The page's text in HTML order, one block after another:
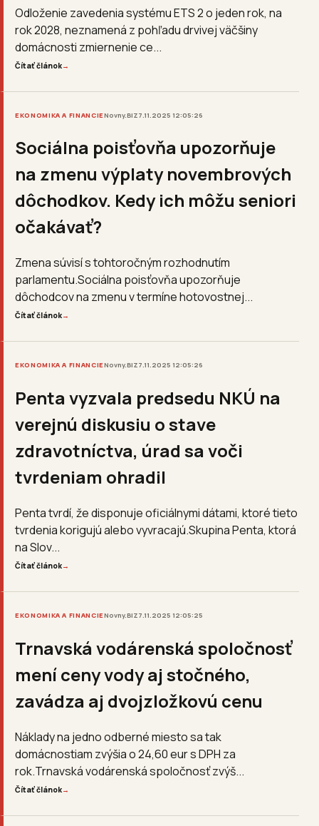
Odloženie zavedenia systému ETS 2 o jeden rok, na
rok 2028, neznamená z pohľadu drvivej väčšiny
domácnosti zmiernenie ce...
Čítať článok→
EKONOMIKA A FINANCIENovny.BIZ7.11.2025 12:05:26
Sociálna poisťovňa upozorňuje
na zmenu výplaty novembrových
dôchodkov. Kedy ich môžu seniori
očakávať?
Zmena súvisí s tohtoročným rozhodnutím
parlamentu.Sociálna poisťovňa upozorňuje
dôchodcov na zmenu v termíne hotovostnej...
Čítať článok→
EKONOMIKA A FINANCIENovny.BIZ7.11.2025 12:05:26
Penta vyzvala predsedu NKÚ na
verejnú diskusiu o stave
zdravotníctva, úrad sa voči
tvrdeniam ohradil
Penta tvrdí, že disponuje oficiálnymi dátami, ktoré tieto
tvrdenia korigujú alebo vyvracajú.Skupina Penta, ktorá
na Slov...
Čítať článok→
EKONOMIKA A FINANCIENovny.BIZ7.11.2025 12:05:25
Trnavská vodárenská spoločnosť
mení ceny vody aj stočného,
zavádza aj dvojzložkovú cenu
Náklady na jedno odberné miesto sa tak
domácnostiam zvýšia o 24,60 eur s DPH za
rok.Trnavská vodárenská spoločnosť zvýš...
Čítať článok→